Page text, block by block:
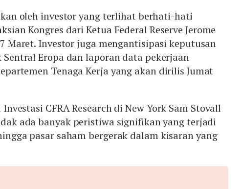
oleh investor yang terlihat berhati-hati
Kongres dari Ketua Federal Reserve Jerome
Maret. Investor juga mengantisipasi keputusan
Sentral Eropa dan laporan data pekerjaan
Tenaga Kerja yang akan dirilis Jumat
CFRA Research di New York Sam Stovall
ada banyak peristiwa signifikan yang terjadi
pasar saham bergerak dalam kisaran yang